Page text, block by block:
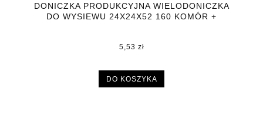
DONICZKA PRODUKCYJNA WIELODONICZKA
DO WYSIEWU 24X24X52 160 KOMÓR +
5,53 zł
DO KOSZYKA